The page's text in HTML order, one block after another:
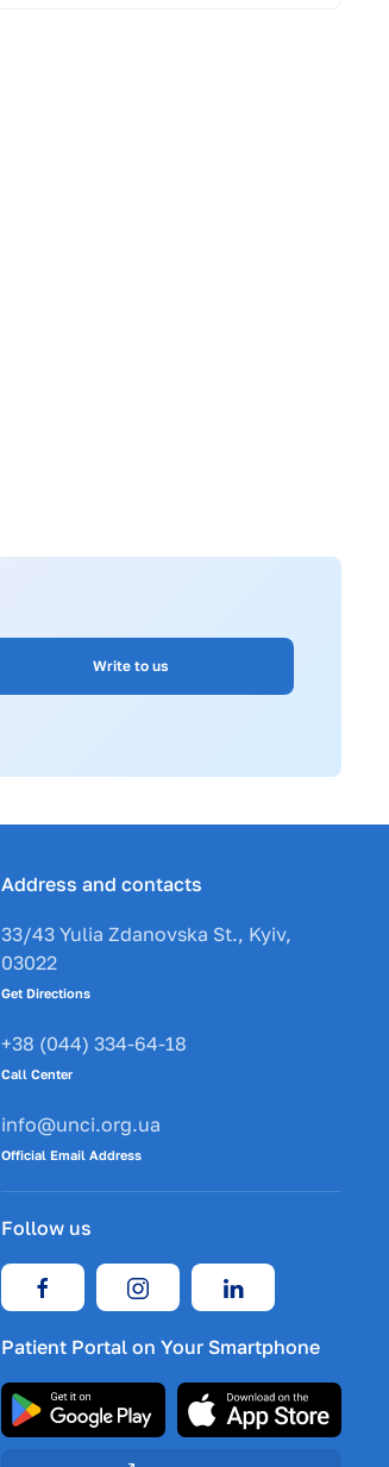
Write to us
Address and contacts
33/43 Yulia Zdanovska St., Kyiv,
03022
Get Directions
+38 (044) 334-64-18
Call Center
info@unci.org.ua
Official Email Address
Follow us
Patient Portal on Your Smartphone